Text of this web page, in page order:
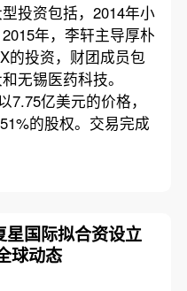
投资包括，2014年小
年，李轩主导厚朴
的投资，财团成员包
无锡医药科技。
7.75亿美元的价格，
的股权。交易完成
国际拟合资设立
球动态